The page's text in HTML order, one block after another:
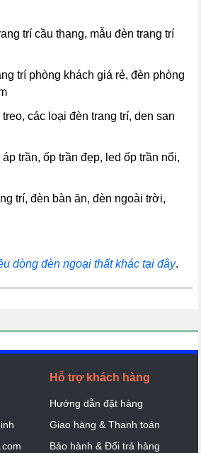
trí cầu thang, mẫu đèn trang trí
trí phòng khách giá rẻ, đèn phòng
các loại đèn trang trí, den san
trần, ốp trần đẹp, led ốp trần nổi,
trí, đèn bàn ăn, đèn ngoài trời,
dòng đèn ngoại thất khác tại đây.
Hỗ trợ khách hàng
Hướng dẫn đặt hàng
Giao hàng & Thanh toán
Bảo hành & Đổi trả hàng